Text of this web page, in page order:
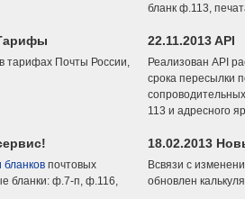
бланк ф.113,
тарифах Почты России,
22.11.2013 API
Реализован API
срока пересылки
113 и адресного
бланков почтовых
бланки: ф.7-п, ф.116,
18.02.2013
Всвязи с
обновлен